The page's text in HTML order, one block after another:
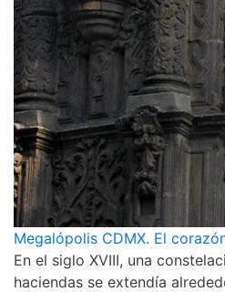
Megalópolis CDMX. El
En el siglo XVIII, una
haciendas se extendía